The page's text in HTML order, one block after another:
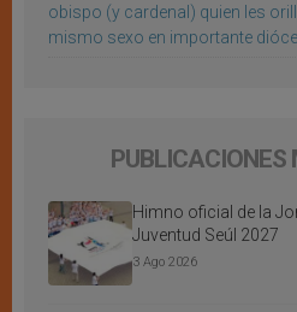
obispo (y cardenal) quien les
mismo sexo en importante
Himno oficial de la
Juventud Seúl 2027
3 Ago 2026